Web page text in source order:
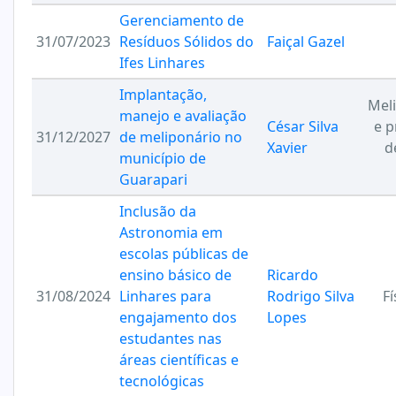
31/07/2023
Gerenciamento de
Resíduos Sólidos do
Ifes Linhares
Faiçal Gazel
31/12/2027
Implantação,
manejo e avaliação
de meliponário no
município de
Guarapari
César Silva
Xavier
e
31/08/2024
Inclusão da
Astronomia em
escolas públicas de
ensino básico de
Linhares para
engajamento dos
estudantes nas
áreas científicas e
tecnológicas
Ricardo
Rodrigo Silva
Lopes